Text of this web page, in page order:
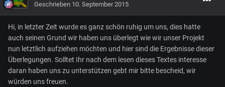
Geschrieben 10. September 2015
Hi, in letzter Zeit wurde es ganz schön ruhig um uns, dies hatte
auch seinen Grund wir haben uns überlegt wie wir unser Projekt
nun letztlich aufziehen möchten und hier sind die Ergebnisse dieser
Überlegungen. Solltet Ihr nach dem lesen dieses Textes interesse
daran haben uns zu unterstützen gebt mir bitte bescheid, wir
würden uns freuen.